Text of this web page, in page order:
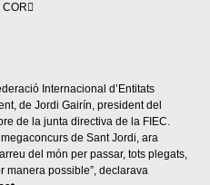
COR
Internacional d’Entitats
de Jordi Gairín, president del
de la junta directiva de la FIEC.
de Sant Jordi, ara
del món per passar, tots plegats,
manera possible”, declarava